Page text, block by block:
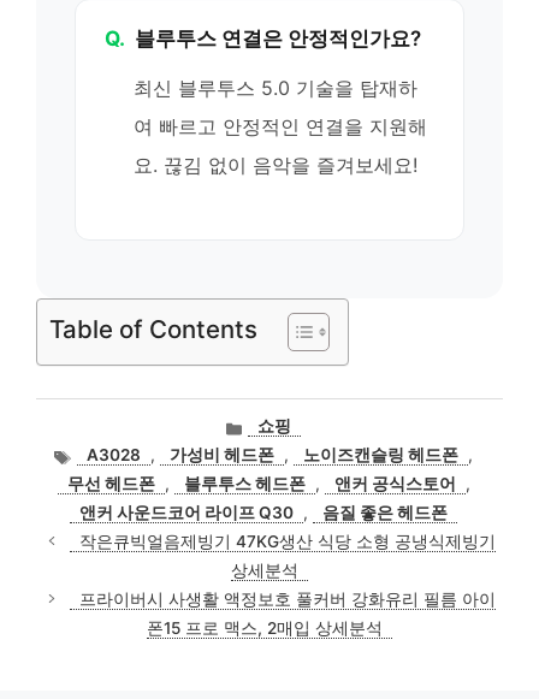
Q. 블루투스 연결은 안정적인가요?
최신 블루투스 5.0 기술을 탑재하
여 빠르고 안정적인 연결을 지원해
요. 끊김 없이 음악을 즐겨보세요!
Table of Contents
카
테
고
리
쇼핑
태
그
A3028 , 가성비 헤드폰 , 노이즈캔슬링 헤드폰 ,
무선 헤드폰 , 블루투스 헤드폰 , 앤커 공식스토어
,
앤커 사운드코어 라이프 Q30 ,
음질 좋은 헤드폰
작은큐빅얼음제빙기 47KG생산 식당 소형 공냉식제빙기
상세분석
프라이버시 사생활 액정보호 풀커버 강화유리 필름 아이
폰15 프로 맥스, 2매입 상세분석